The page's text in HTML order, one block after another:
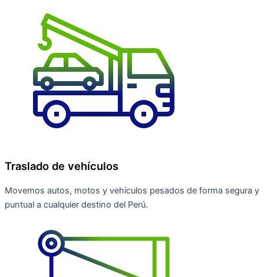
Traslado de vehículos
Movemos autos, motos y vehículos pesados de forma segura y
puntual a cualquier destino del Perú.